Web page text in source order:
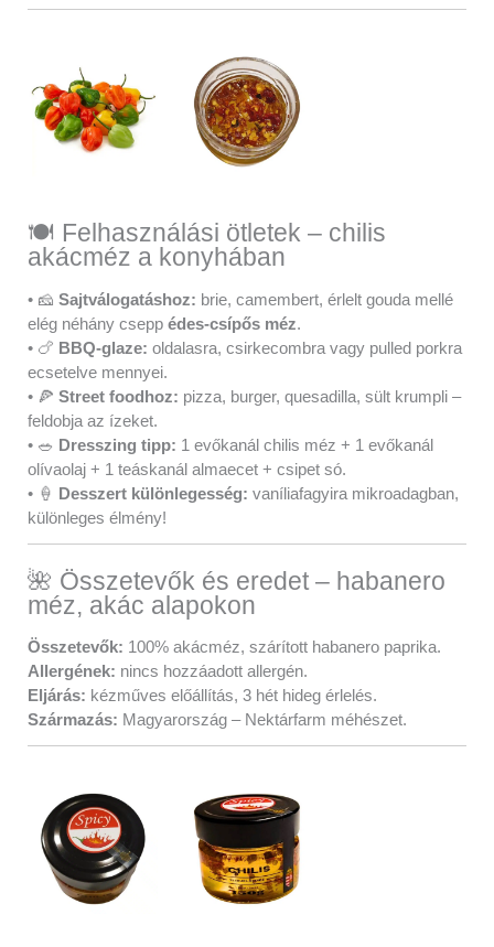
🍽️ Felhasználási ötletek – chilis
akácméz a konyhában
• 🧀 Sajtválogatáshoz: brie, camembert, érlelt gouda mellé
elég néhány csepp édes-csípős méz.
• 🍗 BBQ-glaze: oldalasra, csirkecombra vagy pulled porkra
ecsetelve mennyei.
• 🍕 Street foodhoz: pizza, burger, quesadilla, sült krumpli –
feldobja az ízeket.
• 🥗 Dresszing tipp: 1 evőkanál chilis méz + 1 evőkanál
olívaolaj + 1 teáskanál almaecet + csipet só.
• 🍦 Desszert különlegesség: vaníliafagyira mikroadagban,
különleges élmény!
🌺 Összetevők és eredet – habanero
méz, akác alapokon
Összetevők: 100% akácméz, szárított habanero paprika.
Allergének: nincs hozzáadott allergén.
Eljárás: kézműves előállítás, 3 hét hideg érlelés.
Származás: Magyarország – Nektárfarm méhészet.